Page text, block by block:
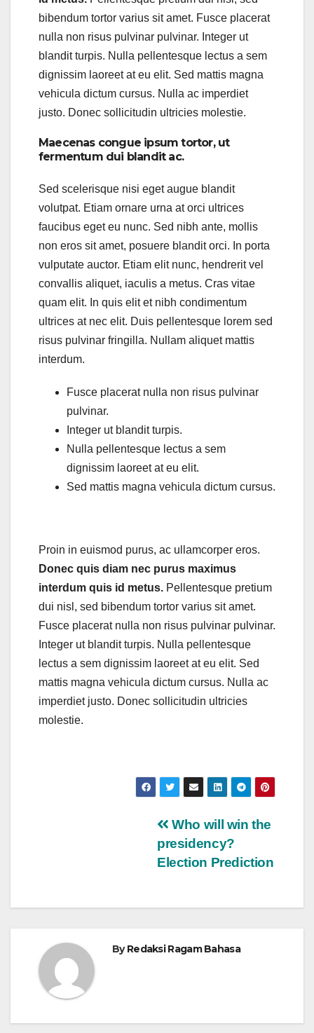
bibendum tortor varius sit amet. Fusce placerat
nulla non risus pulvinar pulvinar. Integer ut
blandit turpis. Nulla pellentesque lectus a sem
dignissim laoreet at eu elit. Sed mattis magna
vehicula dictum cursus. Nulla ac imperdiet
justo. Donec sollicitudin ultricies molestie.
Maecenas congue ipsum tortor, ut
fermentum dui blandit ac.
Sed scelerisque nisi eget augue blandit
volutpat. Etiam ornare urna at orci ultrices
faucibus eget eu nunc. Sed nibh ante, mollis
non eros sit amet, posuere blandit orci. In porta
vulputate auctor. Etiam elit nunc, hendrerit vel
convallis aliquet, iaculis a metus. Cras vitae
quam elit. In quis elit et nibh condimentum
ultrices at nec elit. Duis pellentesque lorem sed
risus pulvinar fringilla. Nullam aliquet mattis
interdum.
Fusce placerat nulla non risus pulvinar
pulvinar.
Integer ut blandit turpis.
Nulla pellentesque lectus a sem
dignissim laoreet at eu elit.
Sed mattis magna vehicula dictum cursus.
Proin in euismod purus, ac ullamcorper eros.
Donec quis diam nec purus maximus
interdum quis id metus. Pellentesque pretium
dui nisl, sed bibendum tortor varius sit amet.
Fusce placerat nulla non risus pulvinar pulvinar.
Integer ut blandit turpis. Nulla pellentesque
lectus a sem dignissim laoreet at eu elit. Sed
mattis magna vehicula dictum cursus. Nulla ac
imperdiet justo. Donec sollicitudin ultricies
molestie.
Who will win the
presidency?
Election Prediction
ByRedaksi Ragam Bahasa